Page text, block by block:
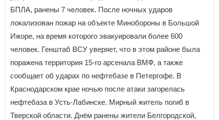
БПЛА, ранены 7 человек. После ночных ударов
локализован пожар на объекте Минобороны в Большой
Ижоре, на время которого эвакуировали более 600
человек. Генштаб ВСУ уверяет, что в этом районе была
поражена территория 15-го арсенала ВМФ, а также
сообщает об ударах по нефтебазе в Петергофе. В
Краснодарском крае ночью после атаки загорелась
нефтебаза в Усть-Лабинске. Мирный житель погиб в
Тверской области. Днём ранены жители Белгородской,